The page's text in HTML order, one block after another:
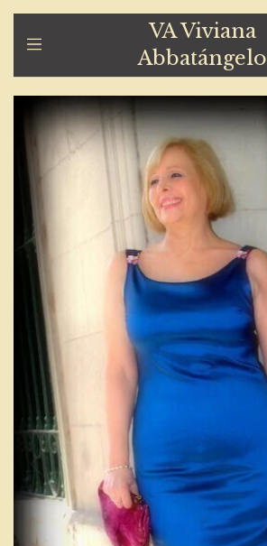
VA Viviana
Abbatángelo